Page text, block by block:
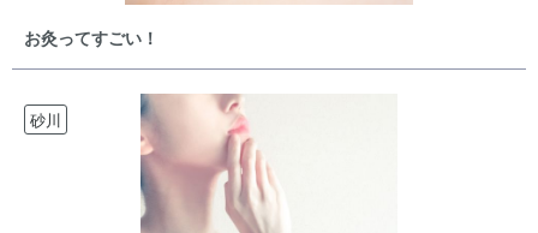
お灸ってすごい！
砂川